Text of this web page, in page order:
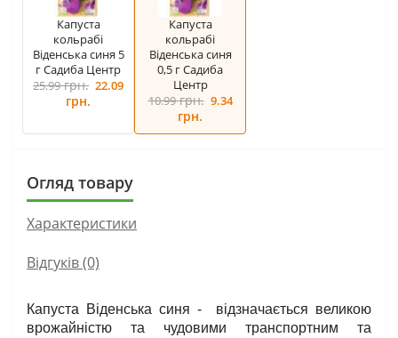
Капуста
кольрабі
Віденська синя 5
г Садиба Центр
25.99грн. 22.09
грн.
Капуста
кольрабі
Віденська синя
0,5 г Садиба
Центр
10.99грн. 9.34
грн.
Огляд товару
Характеристики
Відгуків (0)
Капуста Віденська синя -  відзначається великою
врожайністю та чудовими транспортним та